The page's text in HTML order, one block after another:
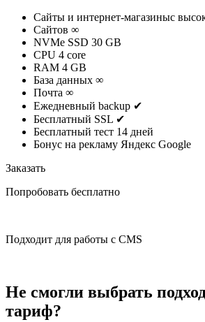
Сайты и интернет-магазиныс
Cайтов ∞
NVMe SSD 30 GB
CPU 4 core
RAM 4 GB
База данных ∞
Почта ∞
Ежедневный backup ✔
Бесплатный SSL ✔
Бесплатный тест 14 дней
Бонус на рекламу Яндекс Google
Заказать
Попробовать бесплатно
Подходит для работы с CMS
Не смогли выбрать
тариф?